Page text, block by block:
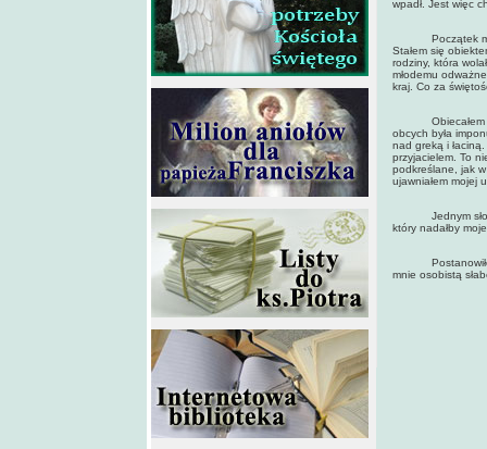
wpadł. Jest więc
Początek
Stałem się
rodziny, która
młodemu
kraj. Co za
Obiecałem
obcych była
nad greką i
przyjacielem. To
podkreślane, jak
ujawniałem mojej
Jednym
który nadałby
Postanowiłem
mnie osobistą